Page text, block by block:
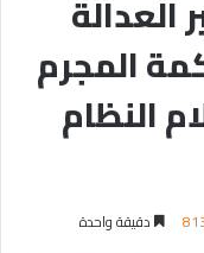
العدالة
المجرم
النظام
دقيقة واحدة